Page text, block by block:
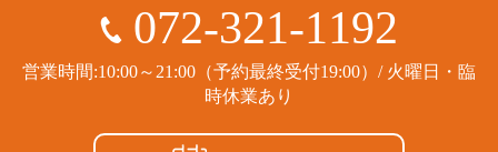
072-321-1192
営業時間:10:00～21:00（予約最終受付19:00）/ 火曜日・臨
時休業あり